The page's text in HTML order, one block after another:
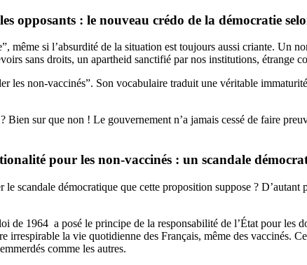
opposants : le nouveau crédo de la démocratie
même si l’absurdité de la situation est toujours aussi criante. Un
sans droits, un apartheid sanctifié par nos institutions, étrange
les non-vaccinés”. Son vocabulaire traduit une véritable
sur que non ! Le gouvernement n’a jamais cessé de faire
pour les non-vaccinés : un scandale
scandale démocratique que cette proposition suppose ?
de 1964 a posé le principe de la responsabilité de l’État pour les
la vie quotidienne des Français, même des vaccinés.
comme les autres.